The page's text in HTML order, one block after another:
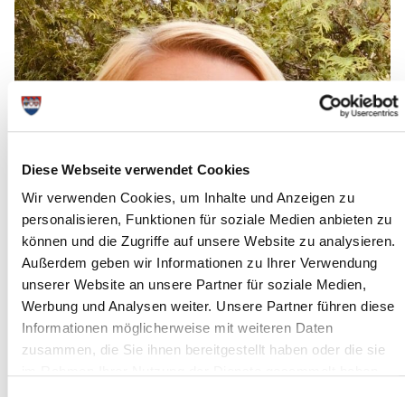
Diese Webseite verwendet Cookies
Wir verwenden Cookies, um Inhalte und Anzeigen zu
personalisieren, Funktionen für soziale Medien anbieten zu
können und die Zugriffe auf unsere Website zu analysieren.
Außerdem geben wir Informationen zu Ihrer Verwendung
unserer Website an unsere Partner für soziale Medien,
Werbung und Analysen weiter. Unsere Partner führen diese
Informationen möglicherweise mit weiteren Daten
zusammen, die Sie ihnen bereitgestellt haben oder die sie